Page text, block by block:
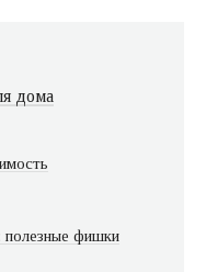
дома
полезные фишки